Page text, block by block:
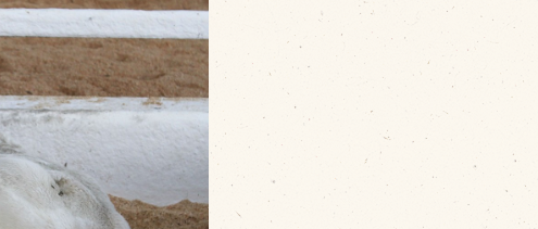
その他
商品のご紹介
厚切ステーキ
カルビ串